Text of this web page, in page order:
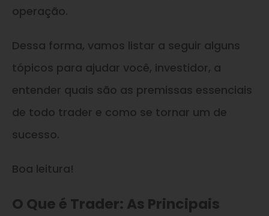
operação.
Dessa forma, vamos listar a seguir alguns
tópicos para ajudar você, investidor, a
entender quais são as premissas essenciais
de todo trader e como se tornar um de
sucesso.
Boa leitura!
O Que é Trader: As Principais